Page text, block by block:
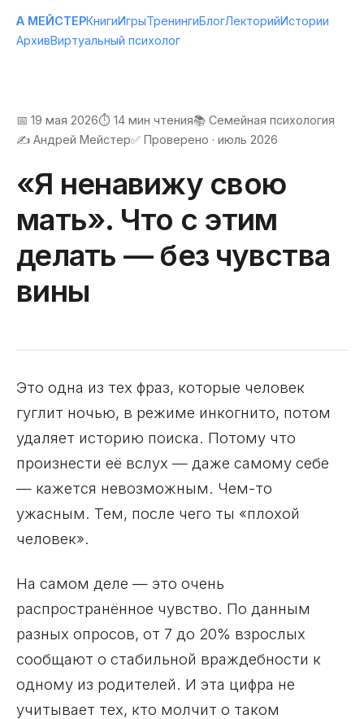
А МЕЙСТЕРКнигиИгрыТренингиБлогЛекторийИстории
АрхивВиртуальный психолог
📅 19 мая 2026⏱️ 14 мин чтения📚 Семейная психология
✍️ Андрей Мейстер✅ Проверено · июль 2026
«Я ненавижу свою
мать». Что с этим
делать — без чувства
вины
Это одна из тех фраз, которые человек
гуглит ночью, в режиме инкогнито, потом
удаляет историю поиска. Потому что
произнести её вслух — даже самому себе
— кажется невозможным. Чем-то
ужасным. Тем, после чего ты «плохой
человек».
На самом деле — это очень
распространённое чувство. По данным
разных опросов, от 7 до 20% взрослых
сообщают о стабильной враждебности к
одному из родителей. И эта цифра не
учитывает тех, кто молчит о таком